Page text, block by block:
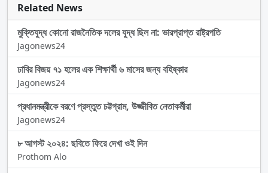
Related News
মুক্তিযুদ্ধ কোনো রাজনৈতিক দলের যুদ্ধ ছিল না: ভারপ্রাপ্ত রাষ্ট্রপতি
Jagonews24
ঢাবির বিজয় ৭১ হলের এক শিক্ষার্থী ৬ মাসের জন্য বহিষ্কার
Jagonews24
প্রধানমন্ত্রীকে বরণে প্রস্তুত চট্টগ্রাম, উজ্জীবিত নেতাকর্মীরা
Jagonews24
৮ আগস্ট ২০২৪: ছবিতে ফিরে দেখা ওই দিন
Prothom Alo